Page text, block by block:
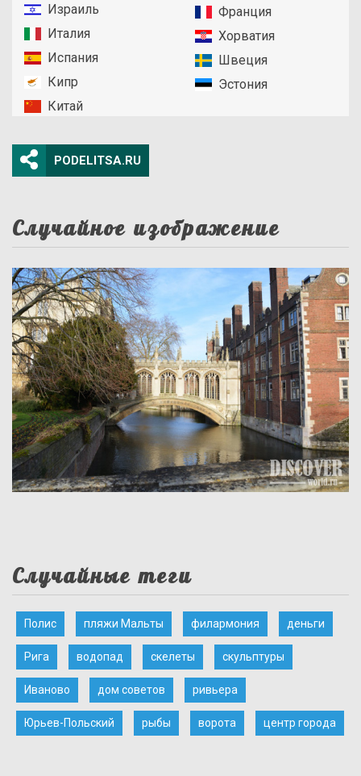
Израиль
Италия
Испания
Кипр
Китай
Франция
Хорватия
Швеция
Эстония
PODELITSA.RU
Случайное изображение
Случайные теги
Полис пляжи Мальты филармония деньги
Рига водопад скелеты скульптуры
Иваново дом советов ривьера
Юрьев-Польский рыбы ворота центр города